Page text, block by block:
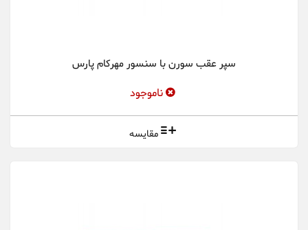
سپر عقب سورن با سنسور مهرکام پارس
ناموجود
مقایسه